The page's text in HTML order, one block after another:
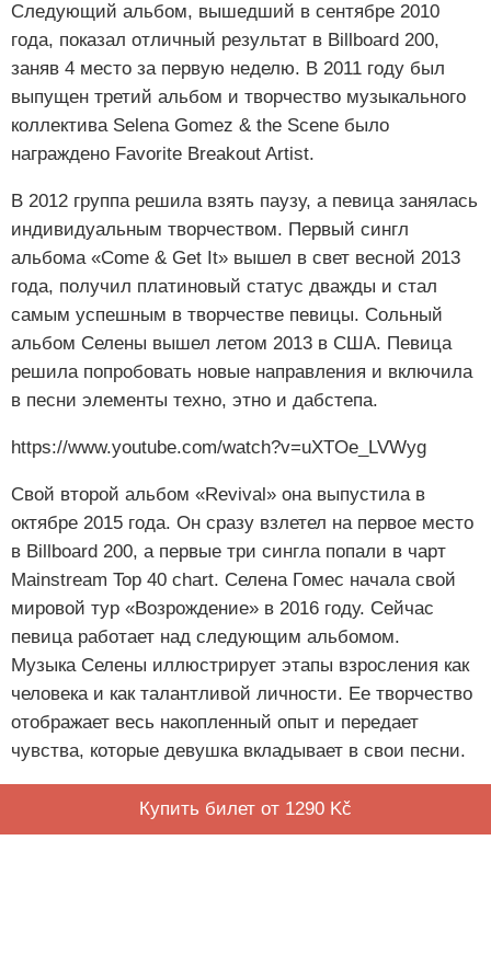
Следующий альбом, вышедший в сентябре 2010
года, показал отличный результат в Billboard 200,
заняв 4 место за первую неделю. В 2011 году был
выпущен третий альбом и творчество музыкального
коллектива Selena Gomez & the Scene было
награждено Favorite Breakout Artist.
В 2012 группа решила взять паузу, а певица занялась
индивидуальным творчеством. Первый сингл
альбома «Come & Get It» вышел в свет весной 2013
года, получил платиновый статус дважды и стал
самым успешным в творчестве певицы. Сольный
альбом Селены вышел летом 2013 в США. Певица
решила попробовать новые направления и включила
в песни элементы техно, этно и дабстепа.
https://www.youtube.com/watch?v=uXTOe_LVWyg
Свой второй альбом «Revival» она выпустила в
октябре 2015 года. Он сразу взлетел на первое место
в Billboard 200, а первые три сингла попали в чарт
Mainstream Top 40 chart. Селена Гомес начала свой
мировой тур «Возрождение» в 2016 году. Сейчас
певица работает над следующим альбомом.
Музыка Селены иллюстрирует этапы взросления как
человека и как талантливой личности. Ее творчество
отображает весь накопленный опыт и передает
чувства, которые девушка вкладывает в свои песни.
Купить билет от 1290 Kč